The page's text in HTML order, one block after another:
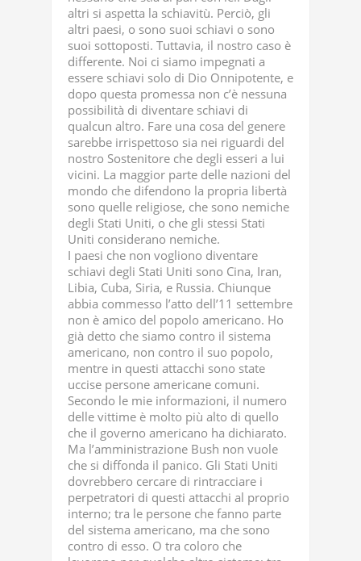
altri si aspetta la schiavitù. Perciò, gli
altri paesi, o sono suoi schiavi o sono
suoi sottoposti. Tuttavia, il nostro caso è
differente. Noi ci siamo impegnati a
essere schiavi solo di Dio Onnipotente, e
dopo questa promessa non c’è nessuna
possibilità di diventare schiavi di
qualcun altro. Fare una cosa del genere
sarebbe irrispettoso sia nei riguardi del
nostro Sostenitore che degli esseri a lui
vicini. La maggior parte delle nazioni del
mondo che difendono la propria libertà
sono quelle religiose, che sono nemiche
degli Stati Uniti, o che gli stessi Stati
Uniti considerano nemiche.
I paesi che non vogliono diventare
schiavi degli Stati Uniti sono Cina, Iran,
Libia, Cuba, Siria, e Russia. Chiunque
abbia commesso l’atto dell’11 settembre
non è amico del popolo americano. Ho
già detto che siamo contro il sistema
americano, non contro il suo popolo,
mentre in questi attacchi sono state
uccise persone americane comuni.
Secondo le mie informazioni, il numero
delle vittime è molto più alto di quello
che il governo americano ha dichiarato.
Ma l’amministrazione Bush non vuole
che si diffonda il panico. Gli Stati Uniti
dovrebbero cercare di rintracciare i
perpetratori di questi attacchi al proprio
interno; tra le persone che fanno parte
del sistema americano, ma che sono
contro di esso. O tra coloro che